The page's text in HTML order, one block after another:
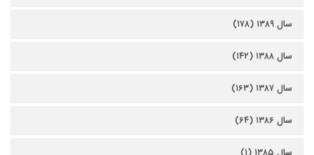
سال ۱۳۸۹ (۱۷۸)
سال ۱۳۸۸ (۱۴۲)
سال ۱۳۸۷ (۱۶۳)
سال ۱۳۸۶ (۶۴)